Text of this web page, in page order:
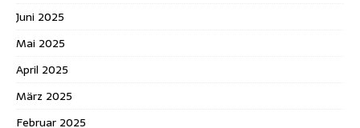
Juni 2025
Mai 2025
April 2025
März 2025
Februar 2025